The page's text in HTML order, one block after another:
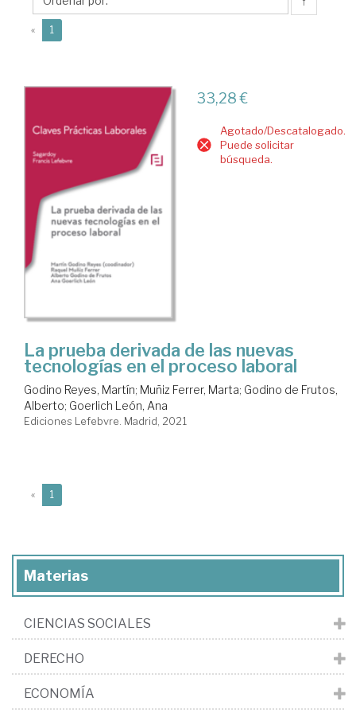
« 1
33,28 €
Agotado/Descatalogado.
Puede solicitar
búsqueda.
La prueba derivada de las nuevas
tecnologías en el proceso laboral
Godino Reyes, Martín; Muñiz Ferrer, Marta; Godino de Frutos,
Alberto; Goerlich León, Ana
Ediciones Lefebvre. Madrid, 2021
« 1
Materias
CIENCIAS SOCIALES
DERECHO
ECONOMÍA